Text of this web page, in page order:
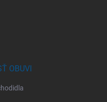
OBUVI